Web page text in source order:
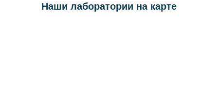
Наши лаборатории на карте